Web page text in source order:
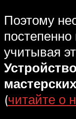
Поэтому
учитывая
мастерских
(читайте о